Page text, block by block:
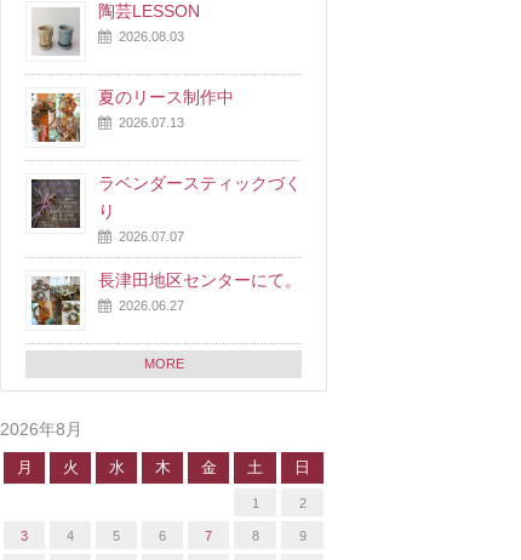
陶芸LESSON
2026.08.03
夏のリース制作中
2026.07.13
ラベンダースティックづく
り
2026.07.07
長津田地区センターにて。
2026.06.27
MORE
2026年8月
月 火 水 木 金 土 日
1 2
3 4 5 6 7 8 9